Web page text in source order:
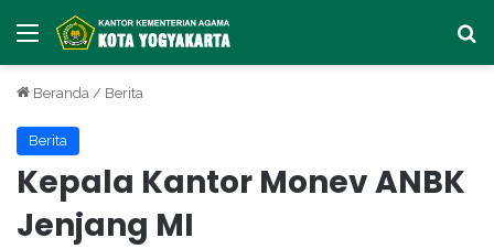
Menu
Beranda / Berita
Berita
Kepala Kantor Monev ANBK
Jenjang MI